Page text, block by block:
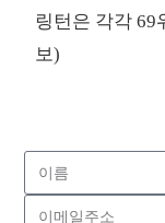
링턴은 각각 69
보)